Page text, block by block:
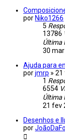
por Niko1266
5
13786
Última
30
Ajuda para
porjmrp » 21
1
6554
Última
21 fev
Desenhos e
por